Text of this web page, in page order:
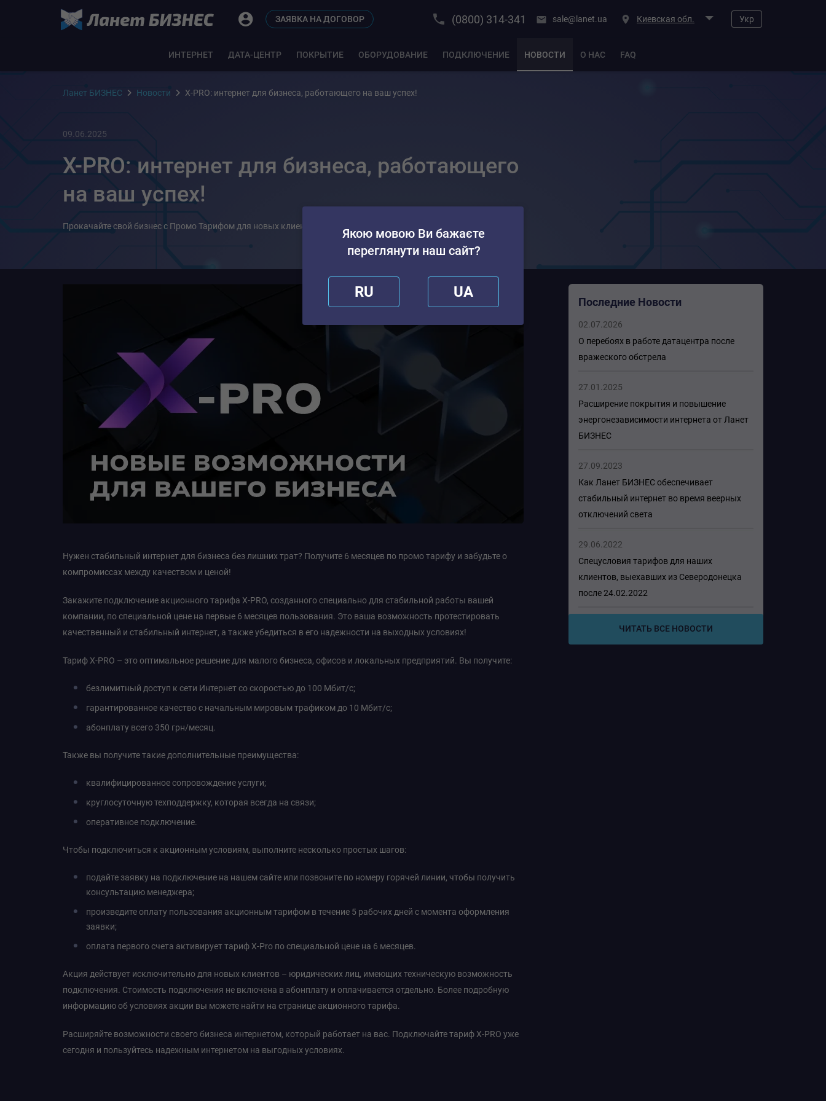
Якою мовою Ви бажаєте
переглянути наш сайт?
RU UA
ЗАЯВКА НА ДОГОВОР (0800) 314-341 sale@lanet.ua Киевская обл. Укр
ИНТЕРНЕТ ДАТА-ЦЕНТР ПОКРЫТИЕ ОБОРУДОВАНИЕ ПОДКЛЮЧЕНИЕ НОВОСТИ О НАС FAQ
Ланет БИЗНЕС Новости X-PRO: интернет для бизнеса, работающего на ваш успех!
09.06.2025
X-PRO: интернет для бизнеса, работающего
на ваш успех!
Прокачайте свой бизнес с Промо Тарифом для новых клиентов
Нужен стабильный интернет для бизнеса без лишних трат? Получите 6 месяцев по промо тарифу и забудьте о
компромиссах между качеством и ценой!
Закажите подключение акционного тарифа X-PRO, созданного специально для стабильной работы вашей
компании, по специальной цене на первые 6 месяцев пользования. Это ваша возможность протестировать
качественный и стабильный интернет, а также убедиться в его надежности на выходных условиях!
Тариф X-PRO – это оптимальное решение для малого бизнеса, офисов и локальных предприятий. Вы получите:
безлимитный доступ к сети Интернет со скоростью до 100 Мбит/с;
гарантированное качество с начальным мировым трафиком до 10 Мбит/с;
абонплату всего 350 грн/месяц.
Также вы получите такие дополнительные преимущества:
квалифицированное сопровождение услуги;
круглосуточную техподдержку, которая всегда на связи;
оперативное подключение.
Чтобы подключиться к акционным условиям, выполните несколько простых шагов:
подайте заявку на подключение на нашем сайте или позвоните по номеру горячей линии, чтобы получить
консультацию менеджера;
произведите оплату пользования акционным тарифом в течение 5 рабочих дней с момента оформления
заявки;
оплата первого счета активирует тариф Х-Pro по специальной цене на 6 месяцев.
Акция действует исключительно для новых клиентов – юридических лиц, имеющих техническую возможность
подключения. Стоимость подключения не включена в абонплату и оплачивается отдельно. Более подробную
информацию об условиях акции вы можете найти на странице акционного тарифа.
Расширяйте возможности своего бизнеса интернетом, который работает на вас. Подключайте тариф X-PRO уже
сегодня и пользуйтесь надежным интернетом на выгодных условиях.
Последние Новости
02.07.2026
О перебоях в работе датацентра после
вражеского обстрела
27.01.2025
Расширение покрытия и повышение
энергонезависимости интернета от Ланет
БИЗНЕС
27.09.2023
Как Ланет БИЗНЕС обеспечивает
стабильный интернет во время веерных
отключений света
29.06.2022
Спецусловия тарифов для наших
клиентов, выехавших из Северодонецка
после 24.02.2022
ЧИТАТЬ ВСЕ НОВОСТИ